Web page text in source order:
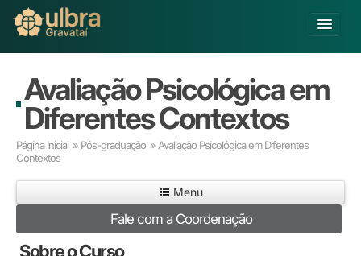
Buscar
Já sou Aluno
Pós-graduação
Avaliação Psicológica em
Diferentes Contextos
Página Inicial » Pós-graduação » Avaliação Psicológica em Diferentes
Contextos
Menu
Fale com a Coordenação
Sobre o Curso